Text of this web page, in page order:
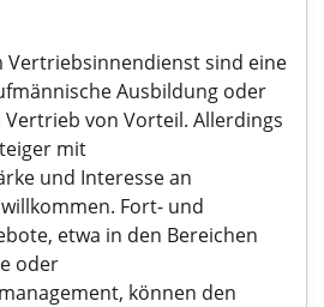
Vertriebsinnendienst sind eine
Ausbildung oder
von Vorteil. Allerdings
mit
und Interesse an
Fort- und
etwa in den Bereichen
oder
können den